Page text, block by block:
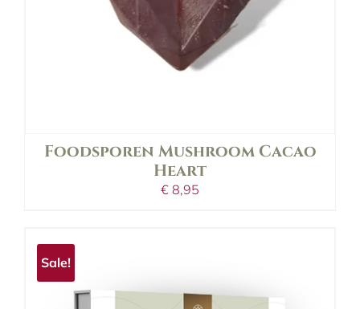
Foodsporen Mushroom Cacao
Heart
€ 8,95
Sale!
in shopping bag